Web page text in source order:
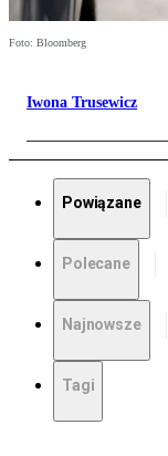
Foto: Bloomberg
Iwona Trusewicz
Powiązane
Polecane
Najnowsze
Tagi